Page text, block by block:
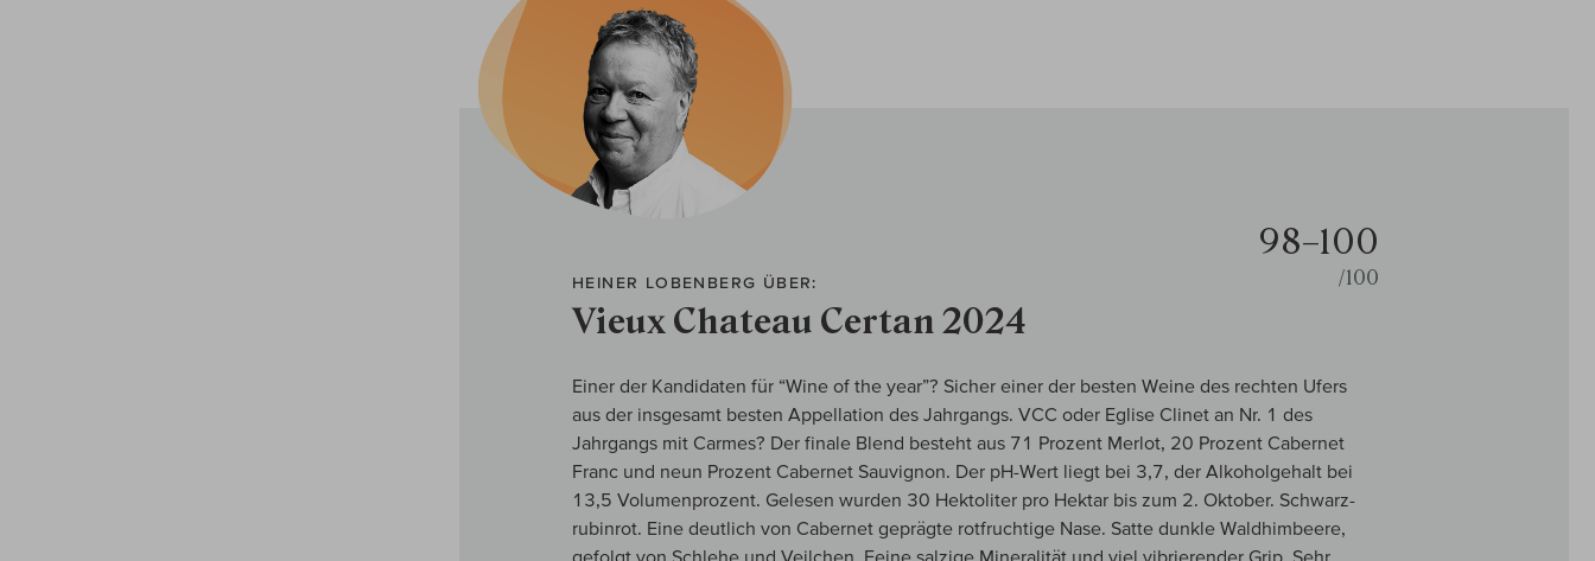
HEINER LOBENBERG ÜBER:
Vieux Chateau Certan 2024
98–100
/100
Einer der Kandidaten für “Wine of the year”? Sicher einer der besten Weine des rechten Ufers
aus der insgesamt besten Appellation des Jahrgangs. VCC oder Eglise Clinet an Nr. 1 des
Jahrgangs mit Carmes? Der finale Blend besteht aus 71 Prozent Merlot, 20 Prozent Cabernet
Franc und neun Prozent Cabernet Sauvignon. Der pH-Wert liegt bei 3,7, der Alkoholgehalt bei
13,5 Volumenprozent. Gelesen wurden 30 Hektoliter pro Hektar bis zum 2. Oktober. Schwarz-
rubinrot. Eine deutlich von Cabernet geprägte rotfruchtige Nase. Satte dunkle Waldhimbeere,
gefolgt von Schlehe und Veilchen. Feine salzige Mineralität und viel vibrierender Grip. Sehr